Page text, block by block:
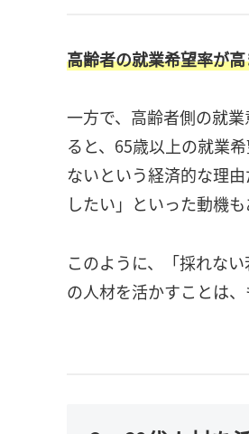
高齢者の就業希望率が
一方で、高齢者側の就
ると、65歳以上の就業
ないという経済的な理
したい」といった動機も
このように、「採れな
の人材を活かすことは